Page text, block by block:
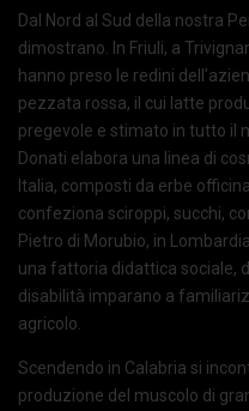
Dal Nord al Sud della nostra
dimostrano. In Friuli, a
hanno preso le redini
pezzata rossa, il cui latte
pregevole e stimato in tutto il
Donati elabora una linea di
Italia, composti da erbe
confeziona sciroppi, succhi,
Pietro di Morubio, in
una fattoria didattica sociale,
disabilità imparano a
agricolo.
Scendendo in Calabria si
produzione del muscolo di